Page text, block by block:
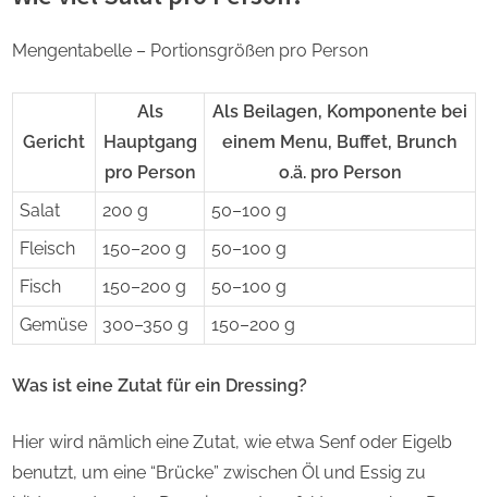
Mengentabelle – Portionsgrößen pro Person
Gericht
Als
Hauptgang
pro Person
Als Beilagen, Komponente bei
einem Menu, Buffet, Brunch
o.ä. pro Person
Salat
200 g
50–100 g
Fleisch
150–200 g
50–100 g
Fisch
150–200 g
50–100 g
Gemüse
300–350 g 150–200 g
Was ist eine Zutat für ein Dressing?
Hier wird nämlich eine Zutat, wie etwa Senf oder Eigelb
benutzt, um eine “Brücke” zwischen Öl und Essig zu